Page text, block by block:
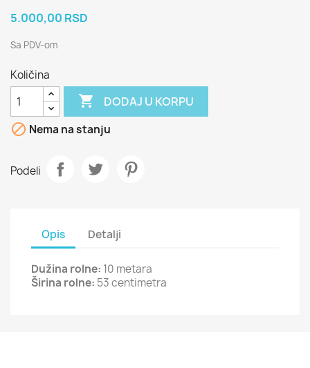
5.000,00 RSD
Sa PDV-om
Količina
 DODAJ U KORPU
 Nema na stanju
Podeli
Opis Detalji
Dužina rolne: 10 metara
Širina rolne: 53 centimetra